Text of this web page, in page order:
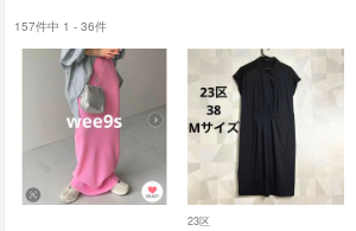
157件中 1 - 36件
23区